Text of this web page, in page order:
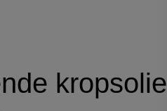
kropsolie